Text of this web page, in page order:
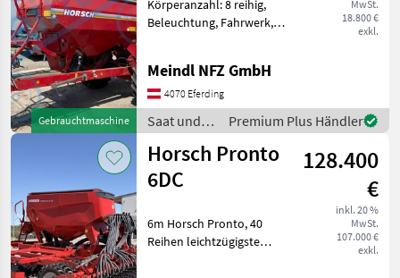
Gebrauchtmaschine
MwSt.
18.800 €
exkl.
Körperanzahl: 8 reihig,
Beleuchtung, Fahrwerk,
Dünger Saat und Pflege
Einzelkornsämaschinen
Meindl NFZ GmbH
4070 Eferding
Saat und
Pflege /
Horsch
Premium Plus Händler
Horsch Pronto
6DC
128.400
€
inkl. 20 %
MwSt.
107.000 €
exkl.
6m Horsch Pronto, 40
Reihen leichtzügigste